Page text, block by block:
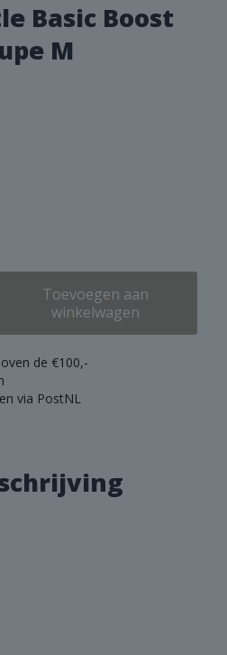
Basic Boost
M
Toevoegen aan
winkelwagen
de €100,-
via PostNL